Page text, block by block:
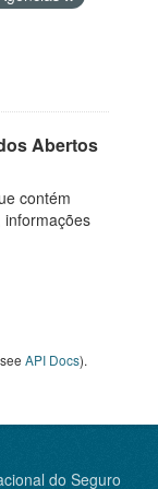
Abertos
contém
informações
API Docs).
do Seguro